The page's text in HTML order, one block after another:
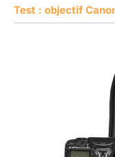
Test : objectif